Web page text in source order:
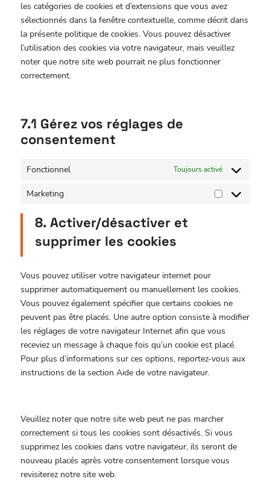
les catégories de cookies et d’extensions que vous avez
sélectionnés dans la fenêtre contextuelle, comme décrit dans
la présente politique de cookies. Vous pouvez désactiver
l’utilisation des cookies via votre navigateur, mais veuillez
noter que notre site web pourrait ne plus fonctionner
correctement.
7.1 Gérez vos réglages de
consentement
Fonctionnel Toujours activé
Marketing
8. Activer/désactiver et
supprimer les cookies
Vous pouvez utiliser votre navigateur internet pour
supprimer automatiquement ou manuellement les cookies.
Vous pouvez également spécifier que certains cookies ne
peuvent pas être placés. Une autre option consiste à modifier
les réglages de votre navigateur Internet afin que vous
receviez un message à chaque fois qu’un cookie est placé.
Pour plus d’informations sur ces options, reportez-vous aux
instructions de la section Aide de votre navigateur.
Veuillez noter que notre site web peut ne pas marcher
correctement si tous les cookies sont désactivés. Si vous
supprimez les cookies dans votre navigateur, ils seront de
nouveau placés après votre consentement lorsque vous
revisiterez notre site web.